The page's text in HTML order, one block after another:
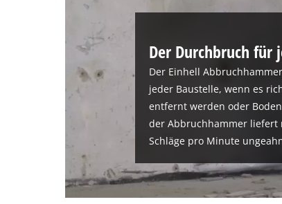
Der Durchbruch für
Der Einhell
jeder Baustelle, wenn es
entfernt werden oder
der Abbruchhammer liefert
Schläge pro Minute